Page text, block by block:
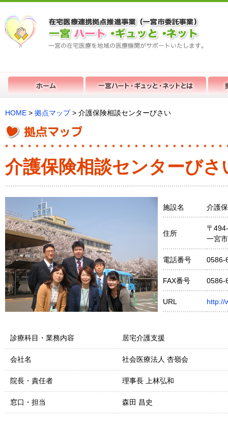
HOME > 拠点マップ> 介護保険相談センターびさい
介護保険相談センターびさ
施設名 介護
住所
〒
一宮
電話番号 0586-
FAX番号 0586-
URL http://
診療科目・業務内容 居宅介護支援
会社名 社会医療法人 杏嶺会
院長・責任者 理事長 上林弘和
窓口・担当 森田 昌史